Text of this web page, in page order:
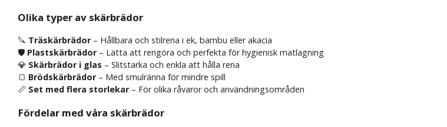
Olika typer av skärbrädor
🔪 Träskärbrädor– Hållbara och stilrena i ek, bambu eller akacia
🛡 Plastskärbrädor– Lätta att rengöra och perfekta för hygienisk matlagning
💎 Skärbrädor i glas – Slitstarka och enkla att hålla rena
🍞 Brödskärbrädor– Med smulränna för mindre spill
📏 Set med flera storlekar– För olika råvaror och användningsområden
Fördelar med våra skärbrädor